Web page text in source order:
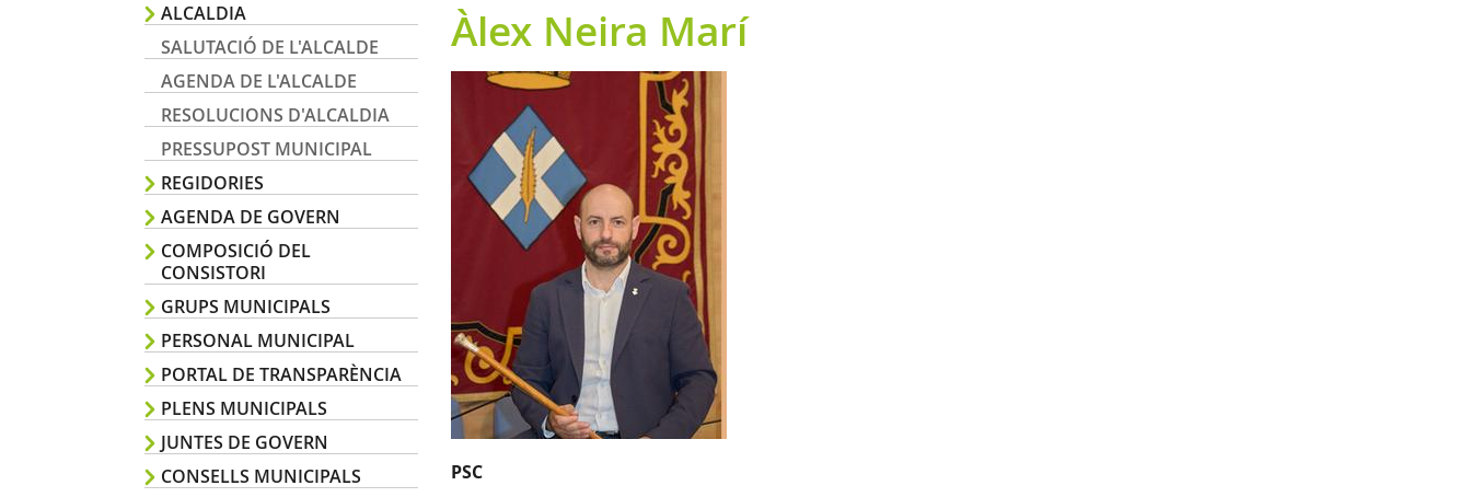
ALCALDIA
SALUTACIÓ DE L'ALCALDE
AGENDA DE L'ALCALDE
RESOLUCIONS D'ALCALDIA
PRESSUPOST MUNICIPAL
REGIDORIES
AGENDA DE GOVERN
COMPOSICIÓ DEL
CONSISTORI
GRUPS MUNICIPALS
PERSONAL MUNICIPAL
PORTAL DE TRANSPARÈNCIA
PLENS MUNICIPALS
JUNTES DE GOVERN
CONSELLS MUNICIPALS
Àlex Neira Marí
PSC